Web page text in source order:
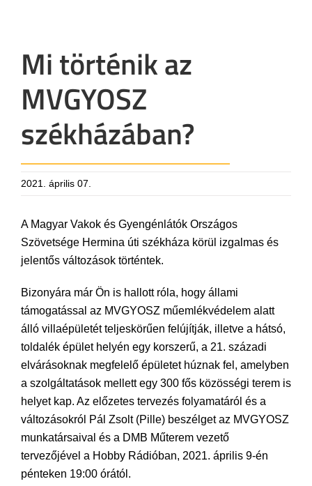
Mi történik az
MVGYOSZ
székházában?
2021. április 07.
A Magyar Vakok és Gyengénlátók Országos
Szövetsége Hermina úti székháza körül izgalmas és
jelentős változások történtek.
Bizonyára már Ön is hallott róla, hogy állami
támogatással az MVGYOSZ műemlékvédelem alatt
álló villaépületét teljeskörűen felújítják, illetve a hátsó,
toldalék épület helyén egy korszerű, a 21. századi
elvárásoknak megfelelő épületet húznak fel, amelyben
a szolgáltatások mellett egy 300 fős közösségi terem is
helyet kap. Az előzetes tervezés folyamatáról és a
változásokról Pál Zsolt (Pille) beszélget az MVGYOSZ
munkatársaival és a DMB Műterem vezető
tervezőjével a Hobby Rádióban, 2021. április 9-én
pénteken 19:00 órától.